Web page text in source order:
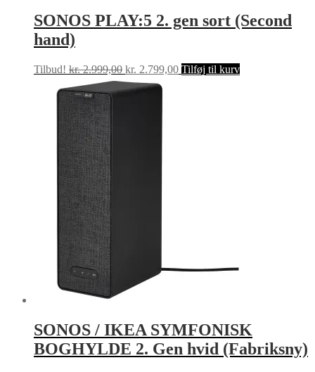
SONOS PLAY:5 2. gen sort (Second
hand)
Tilbud! kr.2.999,00 Den
oprindelige
pris
kr. 2.999,00.
kr. 2.799,00Den
Tilføj til kurv
SONOS / IKEA SYMFONISK
BOGHYLDE 2. Gen hvid (Fabriksny)